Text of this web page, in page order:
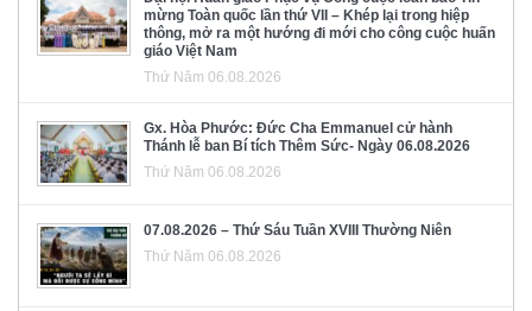
mừng Toàn quốc lần thứ VII – Khép lại trong hiệp
thông, mở ra một hướng đi mới cho công cuộc huấn
giáo Việt Nam
Thứ Năm 06.08.2026
Gx. Hòa Phước: Đức Cha Emmanuel cử hành
Thánh lễ ban Bí tích Thêm Sức- Ngày 06.08.2026
Thứ Năm 06.08.2026
07.08.2026 – Thứ Sáu Tuần XVIII Thường Niên
Thứ Năm 06.08.2026